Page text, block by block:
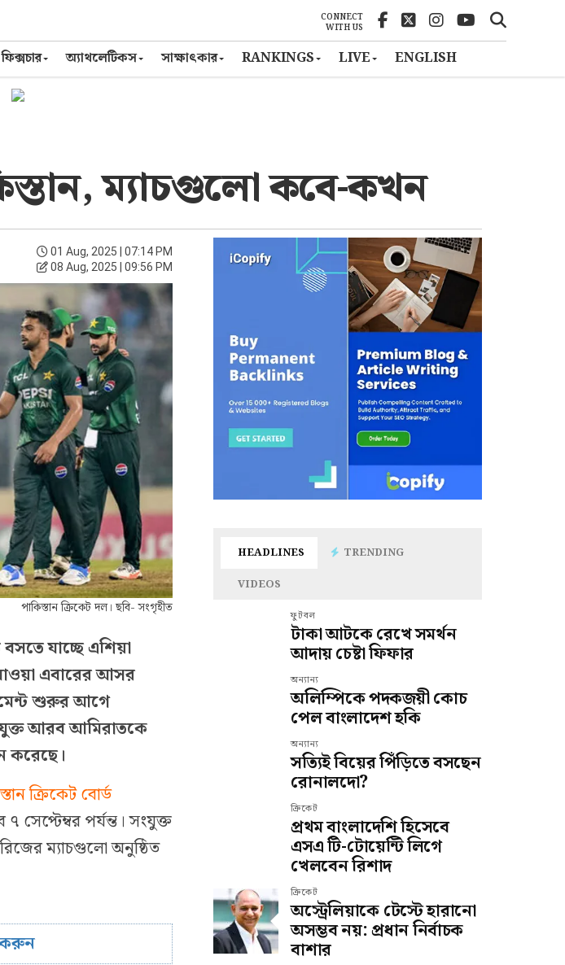
CONNECT
WITH US
অ্যাথলেটিকস সাক্ষাৎকার RANKINGS LIVE ENGLISH
ম্যাচগুলো কবে-কখন
01 Aug, 2025 | 07:14 PM
08 Aug, 2025 | 09:56 PM
পাকিস্তান ক্রিকেট দল। ছবি- সংগৃহীত
যাচ্ছে এশিয়া
এবারের আসর
শুরুর আগে
আরব আমিরাতকে
করেছে।
ক্রিকেট বোর্ড
সেপ্টেম্বর পর্যন্ত। সংযুক্ত
ম্যাচগুলো অনুষ্ঠিত
HEADLINES
TRENDING
VIDEOS
ফুটবল
টাকা আটকে রেখে সমর্থন
আদায় চেষ্টা ফিফার
অন্যান্য
অলিম্পিকে পদকজয়ী কোচ
পেল বাংলাদেশ হকি
অন্যান্য
সত্যিই বিয়ের পিঁড়িতে বসছেন
রোনালদো?
ক্রিকেট
প্রথম বাংলাদেশি হিসেবে
এসএ টি-টোয়েন্টি লিগে
খেলবেন রিশাদ
ক্রিকেট
অস্ট্রেলিয়াকে টেস্টে হারানো
অসম্ভব নয়: প্রধান নির্বাচক
বাশার